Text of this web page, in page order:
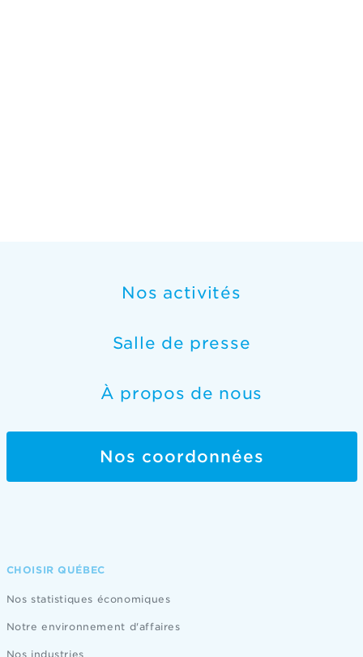
Nos activités
Salle de presse
À propos de nous
Nos coordonnées
CHOISIR QUÉBEC
Nos statistiques économiques
Notre environnement d'affaires
Nos industries